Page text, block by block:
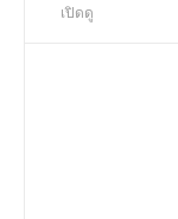
เปิดดู